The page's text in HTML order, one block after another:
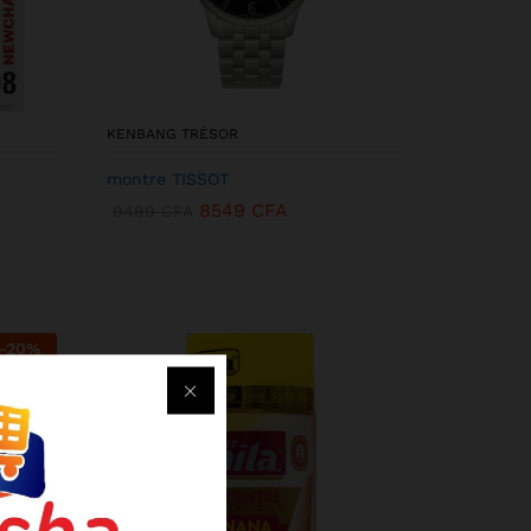
KENBANG TRÉSOR
montre TISSOT
8549 CFA
20%